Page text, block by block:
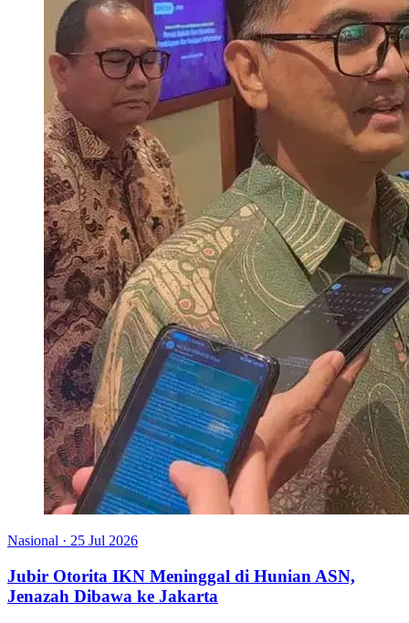
Nasional · 25 Jul 2026
Jubir Otorita IKN Meninggal di Hunian ASN,
Jenazah Dibawa ke Jakarta